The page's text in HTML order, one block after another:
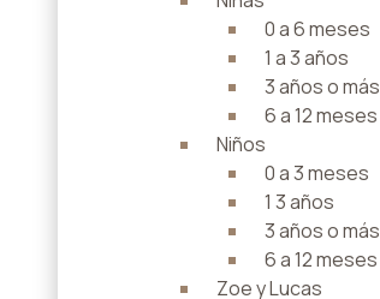
0 a 6 meses
1 a 3 años
3 años o más
6 a 12 meses
Niños
0 a 3 meses
1 3 años
3 años o más
6 a 12 meses
Zoe y Lucas